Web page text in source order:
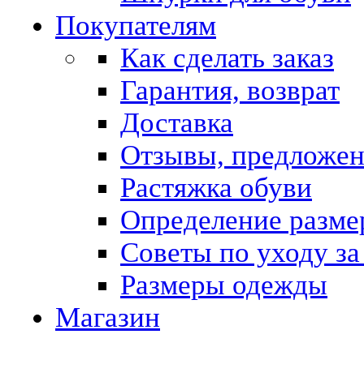
Покупателям
Как сделать заказ
Гарантия, возврат
Доставка
Отзывы,
Растяжка обуви
Определение
Советы по уходу
Размеры одежды
Магазин